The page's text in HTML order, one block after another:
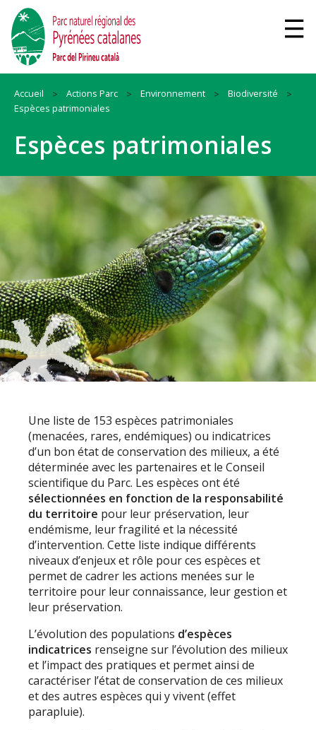
Accueil Actions Parc Environnement
Biodiversité
Espèces patrimoniales
Espèces patrimoniales
Une liste de 153 espèces patrimoniales
(menacées, rares, endémiques) ou indicatrices
d’un bon état de conservation des milieux, a été
déterminée avec les partenaires et le Conseil
scientifique du Parc. Les espèces ont été
sélectionnées en fonction de la responsabilité
du territoire pour leur préservation, leur
endémisme, leur fragilité et la nécessité
d’intervention. Cette liste indique différents
niveaux d’enjeux et rôle pour ces espèces et
permet de cadrer les actions menées sur le
territoire pour leur connaissance, leur gestion et
leur préservation.
L’évolution des populations d’espèces
indicatrices renseigne sur l’évolution des milieux
et l’impact des pratiques et permet ainsi de
caractériser l’état de conservation de ces milieux
et des autres espèces qui y vivent (effet
parapluie).